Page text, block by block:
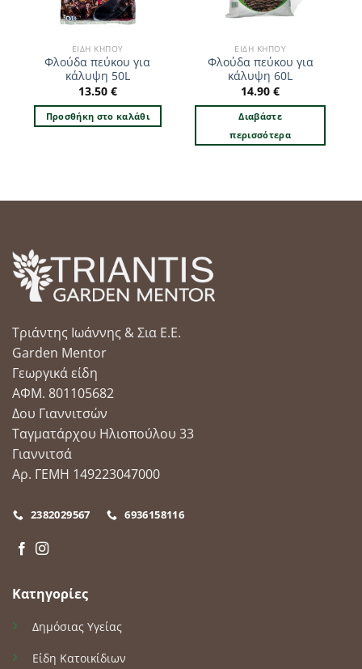
ΕΊΔΗ ΚΉΠΟΥ
Φλούδα πεύκου για
κάλυψη 50L
13.50 €
Προσθήκη στο καλάθι
ΕΊΔΗ ΚΉΠΟΥ
Φλούδα πεύκου για
κάλυψη 60L
14.90€
Διαβάστε
περισσότερα
Τριάντης Ιωάννης & Σια Ε.Ε.
Garden Mentor
Γεωργικά είδη
ΑΦΜ. 801105682
Δου Γιαννιτσών
Ταγματάρχου Ηλιοπούλου 33
Γιαννιτσά
Αρ. ΓΕΜΗ 149223047000
2382029567 6936158116
Κατηγορίες
Δημόσιας Υγείας
Είδη Κατοικίδιων